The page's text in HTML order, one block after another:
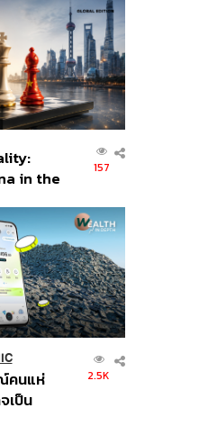
in the
157
คนแห่
เป็น
2.5K